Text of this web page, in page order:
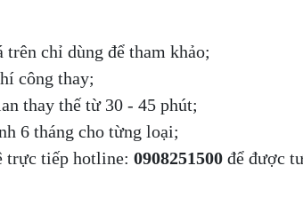
trên chỉ dùng để tham khảo;
công thay;
thay thế từ 30 - 45 phút;
6 tháng cho từng loại;
trực tiếp hotline: 0908251500 để được